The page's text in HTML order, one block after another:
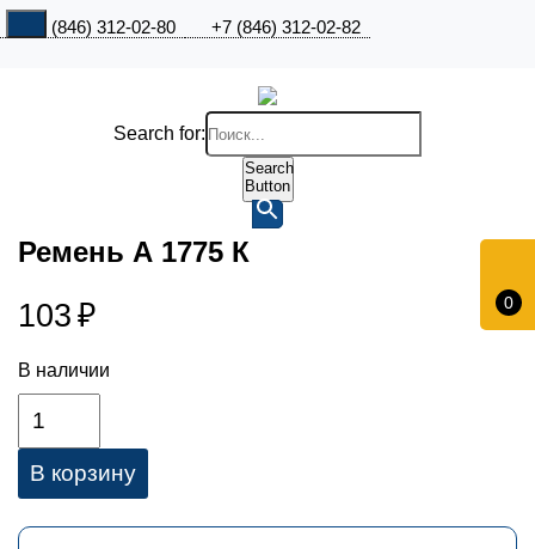
+7 (846) 312-02-80 +7 (846) 312-02-82
0
Search for:
Search
Button
Ремень А 1775 К
103 ₽
В наличии
В корзину